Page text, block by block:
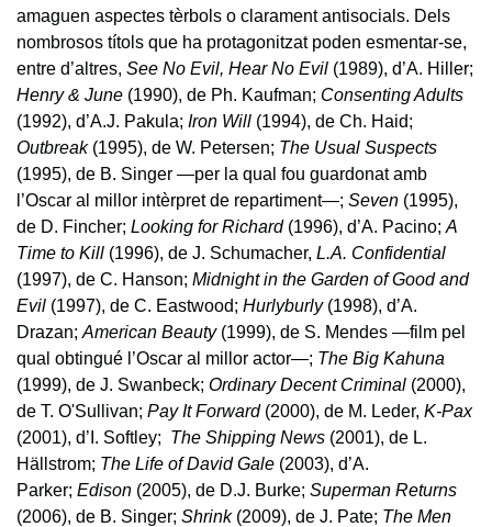
amaguen aspectes tèrbols o clarament antisocials. Dels
nombrosos títols que ha protagonitzat poden esmentar-se,
entre d’altres, See No Evil, Hear No Evil (1989), d’A. Hiller;
Henry & June (1990), de Ph. Kaufman; Consenting Adults
(1992), d’A.J. Pakula; Iron Will (1994), de Ch. Haid;
Outbreak(1995), de W. Petersen; The Usual Suspects
(1995), de B. Singer —per la qual fou guardonat amb
l’Oscar al millor intèrpret de repartiment—; Seven (1995),
de D. Fincher; Looking for Richard(1996), d’A. Pacino; A
Time to Kill (1996), de J. Schumacher, L.A. Confidential
(1997), de C. Hanson; Midnight in the Garden of Good and
Evil (1997), de C. Eastwood; Hurlyburly(1998), d’A.
Drazan; American Beauty(1999), de S. Mendes —film pel
qual obtingué l’Oscar al millor actor—; The Big Kahuna
(1999), de J. Swanbeck; Ordinary Decent Criminal (2000),
de T. O'Sullivan; Pay It Forward(2000), de M. Leder, K-Pax
(2001), d’I. Softley; The Shipping News (2001), de L.
Hällstrom; The Life of David Gale (2003), d’A.
Parker; Edison (2005), de D.J. Burke; Superman Returns
(2006), de B. Singer; Shrink(2009), de J. Pate; The Men